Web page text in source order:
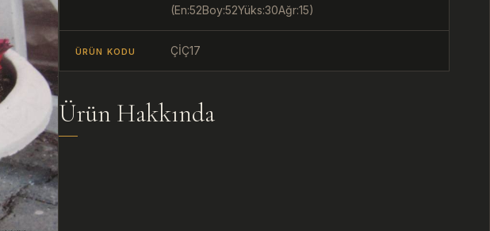
(En:52Boy:52Yüks:30Ağr:15)
ÜRÜN KODU ÇİÇ17
Ürün Hakkında